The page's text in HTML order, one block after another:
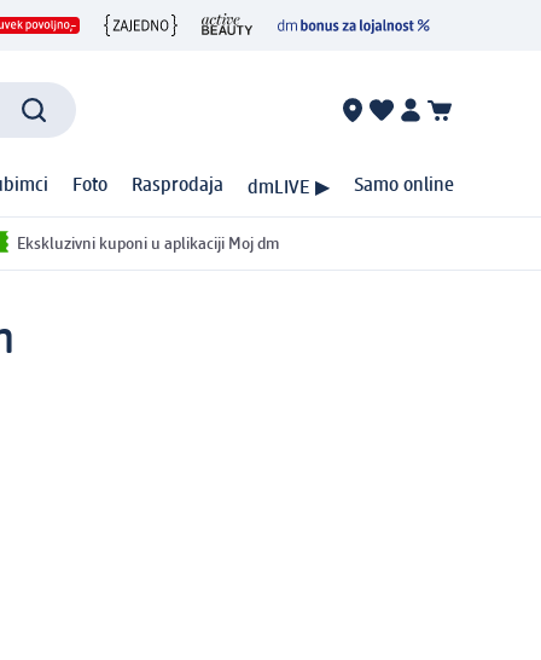
Foto Rasprodaja dmLIVE ▶ Samo online
Ekskluzivni kuponi u aplikaciji Moj dm